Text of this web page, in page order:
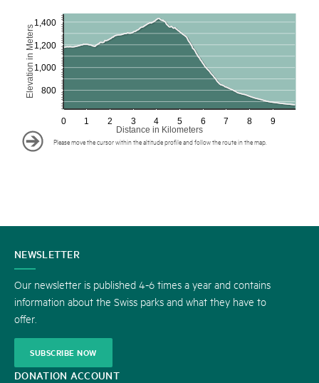
9
8
7
6
5
4
3
2
1
0
800
1,000
1,200
1,400
Distance in Kilometers
Elevation in Meters
Please move the cursor within the altitude profile and follow the route in the map.
CONTACT
US
NEWSLETTER
Our newsletter is published 4-6 times a year and contains
information about the Swiss parks and what they have to
offer.
SUBSCRIBE NOW
DONATION ACCOUNT